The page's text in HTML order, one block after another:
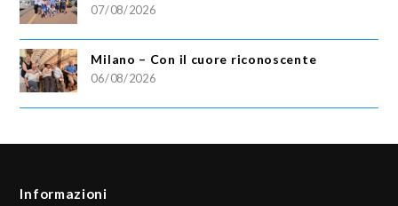
07/08/2026
Milano – Con il cuore riconoscente
06/08/2026
Informazioni